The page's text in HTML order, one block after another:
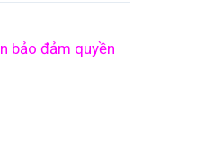
bảo đảm quyền